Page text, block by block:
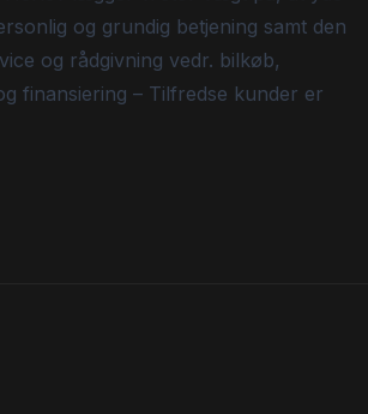
og grundig betjening samt den
og rådgivning vedr. bilkøb,
finansiering – Tilfredse kunder er